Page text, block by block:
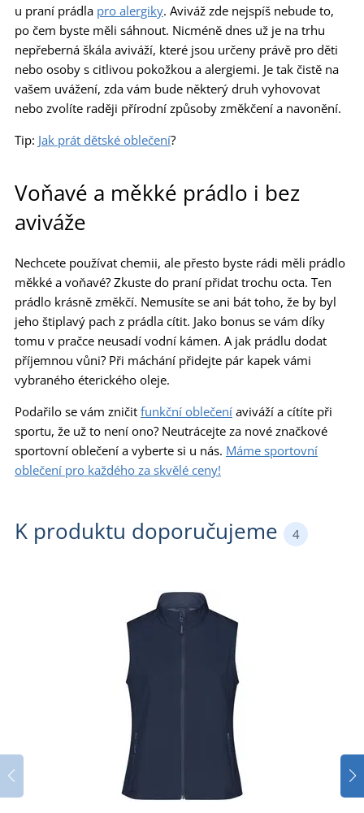
u praní prádla pro alergiky. Aviváž zde nejspíš nebude to,
po čem byste měli sáhnout. Nicméně dnes už je na trhu
nepřeberná škála aviváží, které jsou určeny právě pro děti
nebo osoby s citlivou pokožkou a alergiemi. Je tak čistě na
vašem uvážení, zda vám bude některý druh vyhovovat
nebo zvolíte raději přírodní způsoby změkčení a navonění.
Tip: Jak prát dětské oblečení?
Voňavé a měkké prádlo i bez
aviváže
Nechcete používat chemii, ale přesto byste rádi měli prádlo
měkké a voňavé? Zkuste do praní přidat trochu octa. Ten
prádlo krásně změkčí. Nemusíte se ani bát toho, že by byl
jeho štiplavý pach z prádla cítit. Jako bonus se vám díky
tomu v pračce neusadí vodní kámen. A jak prádlu dodat
příjemnou vůni? Při máchání přidejte pár kapek vámi
vybraného éterického oleje.
Podařilo se vám zničit funkční oblečení aviváží a cítíte při
sportu, že už to není ono? Neutrácejte za nové značkové
sportovní oblečení a vyberte si u nás. Máme sportovní
oblečení pro každého za skvělé ceny!
K produktu doporučujeme 4